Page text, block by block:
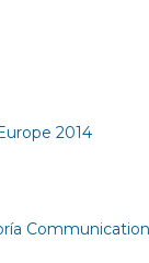
2014